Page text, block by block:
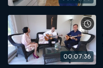
00:07:36